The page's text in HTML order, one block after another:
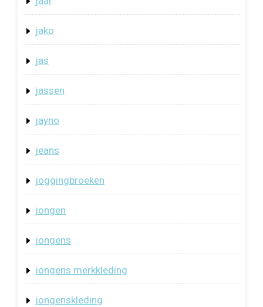
jako
jas
jassen
jayno
jeans
joggingbroeken
jongen
jongens
jongens merkkleding
jongenskleding